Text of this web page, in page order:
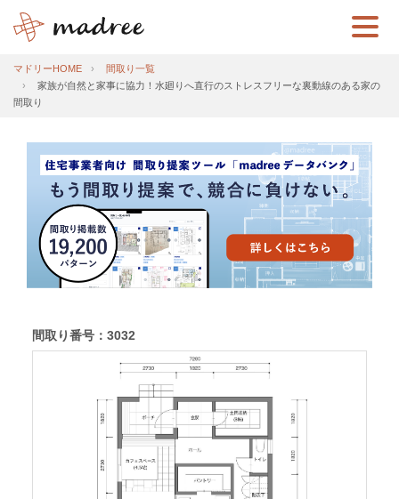
マドリーHOME
間取り一覧
家族が自然と家事に協力！水廻りへ直行のストレスフリーな裏動線のある家の
間取り
間取り番号：3032